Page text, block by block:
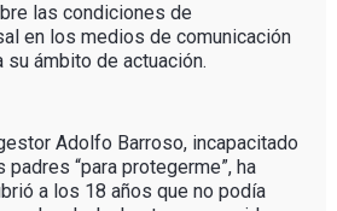
las condiciones de
en los medios de comunicación
ámbito de actuación.
Adolfo Barroso, incapacitado
“para protegerme”, ha
a los 18 años que no podía